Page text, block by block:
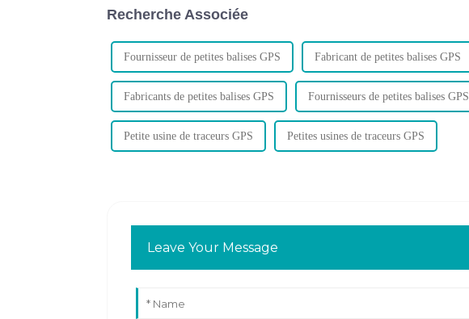
Recherche Associée
Fournisseur de petites balises GPS Fabricant de petites balises GPS
Fabricants de petites balises GPS Fournisseurs de petites balises GPS
Petite usine de traceurs GPS Petites usines de traceurs GPS
Leave Your Message